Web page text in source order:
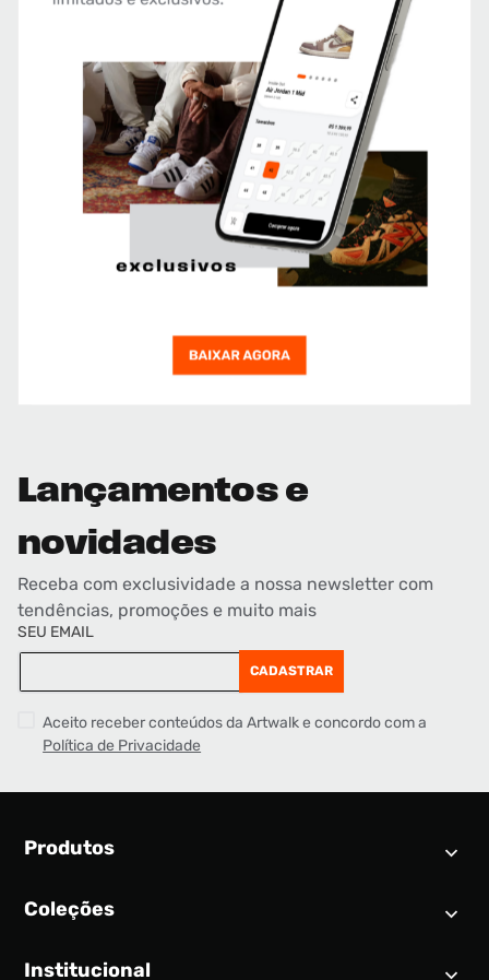
Lançamentos e
novidades
Receba com exclusividade a nossa newsletter com
tendências, promoções e muito mais
SEU EMAIL
CADASTRAR
Aceito receber conteúdos da Artwalk e concordo com a
Política de Privacidade
Produtos
Calendário SNEAKER
Tênis
Coleções
Air Jordan 1
Institucional